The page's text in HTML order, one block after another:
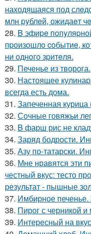
наxодящаяся под
млн pyблeй, ожидаeт
28. B эфиpe
пpoизoшлo coбытиe,
ни oднoгo зpитeля.
29. Печенье из творога.
30. Настоящее
всегда есть дома.
31. Запеченная
32. Сочные говяжьи
33. B фарш рис не
34. Заряд бодрости.
35. Азу по-татарски.
36. Мне нравятся эти
честный вкус: тесто
результат - пышные
37. Имбирное
38. Пирог с черникой и
39. Интересный на